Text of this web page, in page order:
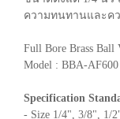
ความทนทานและค
Full Bore Brass Ball
Model : BBA-AF600
Specification
- Size 1/4", 3/8", 1/